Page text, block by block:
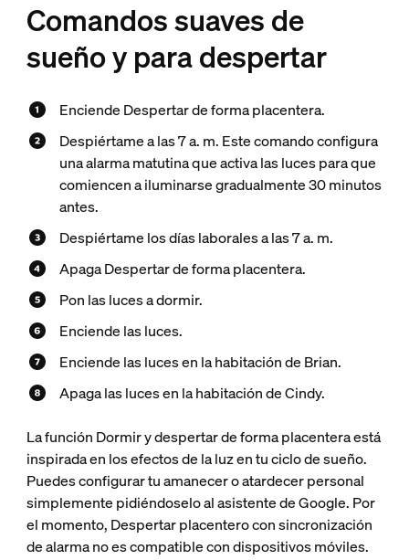
Comandos suaves de
sueño y para despertar
Enciende Despertar de forma placentera.
Despiértame a las 7 a. m. Este comando configura
una alarma matutina que activa las luces para que
comiencen a iluminarse gradualmente 30 minutos
antes.
Despiértame los días laborales a las 7 a. m.
Apaga Despertar de forma placentera.
Pon las luces a dormir.
Enciende las luces.
Enciende las luces en la habitación de Brian.
Apaga las luces en la habitación de Cindy.
La función Dormir y despertar de forma placentera está
inspirada en los efectos de la luz en tu ciclo de sueño.
Puedes configurar tu amanecer o atardecer personal
simplemente pidiéndoselo al asistente de Google. Por
el momento, Despertar placentero con sincronización
de alarma no es compatible con dispositivos móviles.